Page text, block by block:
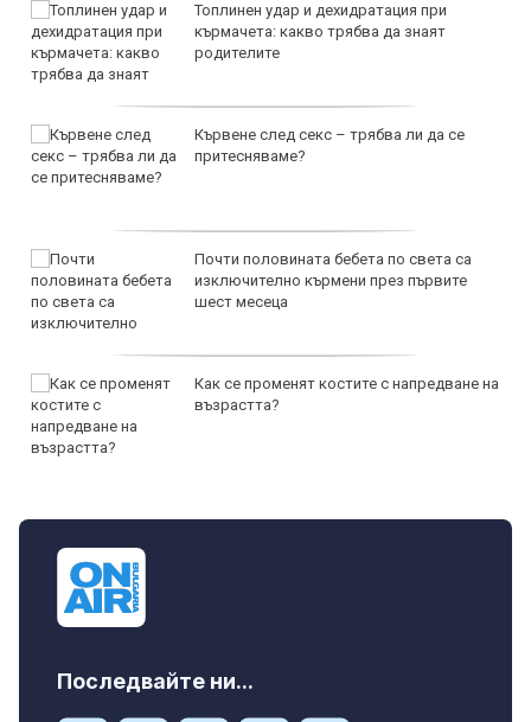
Топлинен удар и дехидратация при
кърмачета: какво трябва да знаят
родителите
Кървене след секс – трябва ли да се
притесняваме?
Почти половината бебета по света са
изключително кърмени през първите
шест месеца
Как се променят костите с напредване на
възрастта?
Последвайте ни...